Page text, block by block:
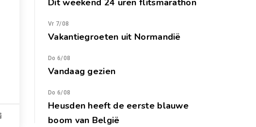
Dit weekend 24 uren flitsmarathon
Vr 7/08
Vakantiegroeten uit Normandië
Do 6/08
Vandaag gezien
Do 6/08
Heusden heeft de eerste blauwe
boom van België